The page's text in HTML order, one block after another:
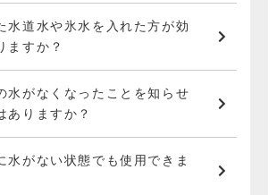
水道水や氷水を入れた方が効
ますか？
水がなくなったことを知らせ
ありますか？
水がない状態でも使用できま